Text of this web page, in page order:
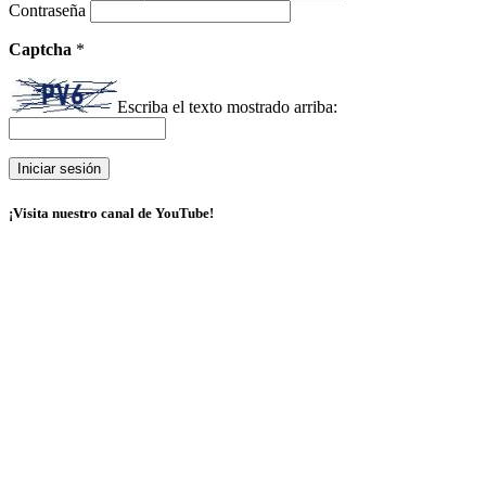
Contraseña
Captcha *
Escriba el texto mostrado arriba:
¡Visita nuestro canal de YouTube!